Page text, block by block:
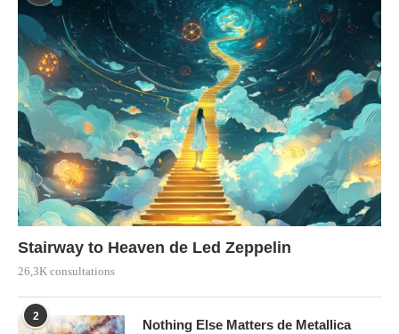
Stairway to Heaven de Led Zeppelin
26,3K consultations
2
Nothing Else Matters de Metallica